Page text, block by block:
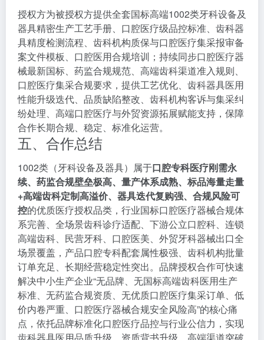
授权方为被授权方提供全套国标高端1002类牙科设备及
器具精密生产工艺手册、口腔医疗级品控标准、齿科器
具精度检测流程、齿科机构质保与口腔医疗集采报审备
案文件模板、口腔医用合规培训；持续同步口腔医疗器
械最新国标、药监合规规范、高端齿科渠道准入规则、
口腔医疗集采合规要求，提供工艺优化、齿科器具医用
性能升级迭代、品质缺陷整改、齿科机构客诉与集采纠
纷处理、高端口腔医疗与外贸资源拓展赋能支持，保障
合作长期合规、稳定、标准化运营。
五、合作总结
1002类（牙科设备及器具）属于口腔专科医疗刚需永
续、药监合规壁垒极高、量产体系成熟、标品海量走量
+高端齿科定制高溢价、器具迭代复购强、合规风险可
控的优质医疗授权品类，行业国标口腔医疗器械合规体
系完善、全场景齿科诊疗适配、下游公立口腔科、连锁
高端齿科、民营牙科、口腔医美、外贸牙科器械出口全
场景覆盖，产品口腔专科配套属性极强、齿科机构批量
订单充足、长期经营稳定性突出。品牌授权合作可快速
解决中小生产企业“无品牌、无国标高端齿科医用生产
标准、无药监合规资质、无优质口腔医疗集采订单、低
价内卷严重、口腔医疗器械合规安全风险高”的核心痛
点，依托品牌标准化口腔医疗品控与行业公信力，实现